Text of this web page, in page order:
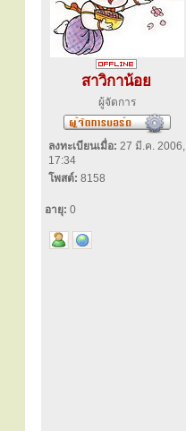
สาวิกาน้อย
ผู้จัดการ
ลงทะเบียนเมื่อ: 27 มี.ค. 2006,
17:34
โพสต์: 8158
อายุ: 0